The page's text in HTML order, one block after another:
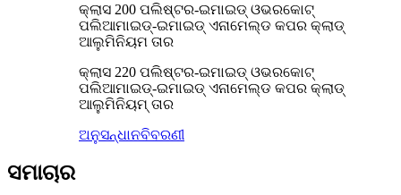
କ୍ଲାସ 200 ପଲିଷ୍ଟର-ଇମାଇଡ୍ ଓଭରକୋଟ୍
ପଲିଆମାଇଡ୍-ଇମାଇଡ୍ ଏନାମେଲ୍ଡ କପର କ୍ଲାଡ୍
ଆଲୁମିନିୟମ ତାର
କ୍ଲାସ 220 ପଲିଷ୍ଟର-ଇମାଇଡ୍ ଓଭରକୋଟ୍
ପଲିଆମାଇଡ୍-ଇମାଇଡ୍ ଏନାମେଲ୍ଡ କପର କ୍ଲାଡ୍
ଆଲୁମିନିୟମ୍ ତାର
ଅନୁସନ୍ଧାନବିବରଣୀ
ସମାଚାର